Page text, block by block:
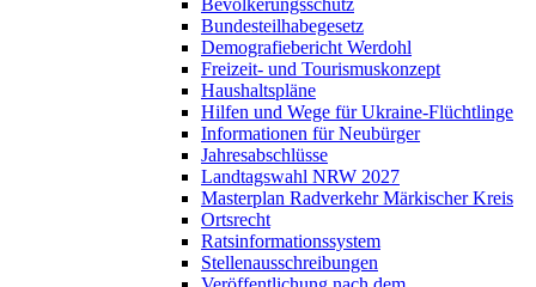
Bevölkerungsschutz
Bundesteilhabegesetz
Demografiebericht Werdohl
Freizeit- und Tourismuskonzept
Haushaltspläne
Hilfen und Wege für Ukraine-Flüchtlinge
Informationen für Neubürger
Jahresabschlüsse
Landtagswahl NRW 2027
Masterplan Radverkehr Märkischer Kreis
Ortsrecht
Ratsinformationssystem
Stellenausschreibungen